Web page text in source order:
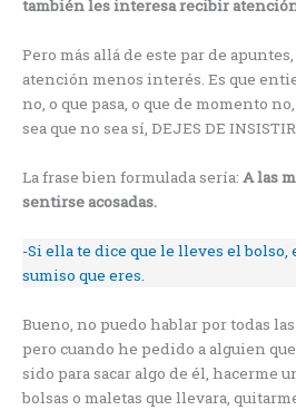
también les interesa recibir
Pero más allá de este par de apuntes,
atención menos interés. Es que
no, o que pasa, o que de momento
sea que no sea sí, DEJES DE
La frase bien formulada sería: A las
sentirse acosadas.
-Si ella te dice que le lleves el bolso,
sumiso que eres.
Bueno, no puedo hablar por todas
pero cuando he pedido a alguien
sido para sacar algo de él, hacerme
bolsas o maletas que llevara,